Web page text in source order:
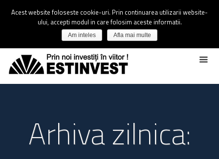
Arhiva zilnica:
Acest website foloseste cookie-uri. Prin continuarea utilizarii website-
ului, accepti modul in care folosim aceste informatii.
Am inteles Afla mai multe